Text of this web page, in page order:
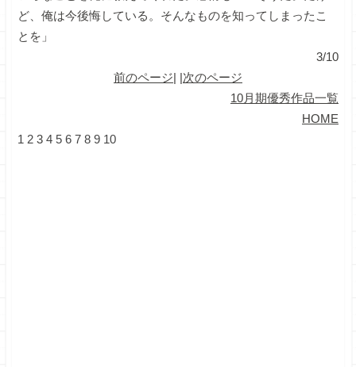
ど、俺は今後悔している。そんなものを知ってしまったこ
とを」
3/10
前のページ| |次のページ
10月期優秀作品一覧
HOME
1 2 3 4 5 6 7 8 9 10